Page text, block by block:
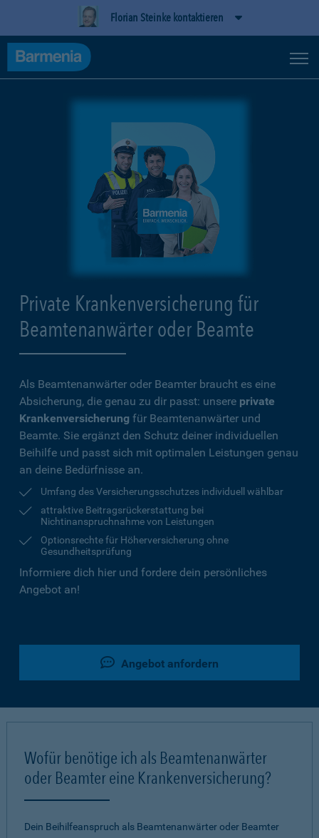
Florian Steinke kontaktieren
Private Krankenversicherung für
Beamtenanwärter oder Beamte
Als Beamtenanwärter oder Beamter braucht es eine
Absicherung, die genau zu dir passt: unsere private
Krankenversicherung für Beamtenanwärter und
Beamte. Sie ergänzt den Schutz deiner individuellen
Beihilfe und passt sich mit optimalen Leistungen genau
an deine Bedürfnisse an.
Umfang des Versicherungsschutzes individuell wählbar
attraktive Beitragsrückerstattung bei
Nichtinanspruchnahme von Leistungen
Optionsrechte für Höherversicherung ohne
Gesundheitsprüfung
Informiere dich hier und fordere dein persönliches
Angebot an!
Angebot anfordern
Wofür benötige ich als Beamtenanwärter
oder Beamter eine Krankenversicherung?
Dein Beihilfeanspruch als Beamtenanwärter oder Beamter